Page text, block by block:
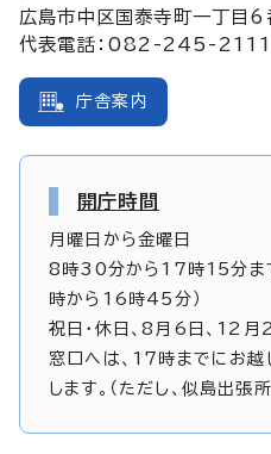
広島市中区国泰寺町一丁目
代表電話：082-245-2111
庁舎案内
開庁時間
月曜日から金曜日
8時30分から17時15分ま
時から16時45分）
祝日・休日、8月6日、12
窓口へは、17時までにお越
します。（ただし、似島出